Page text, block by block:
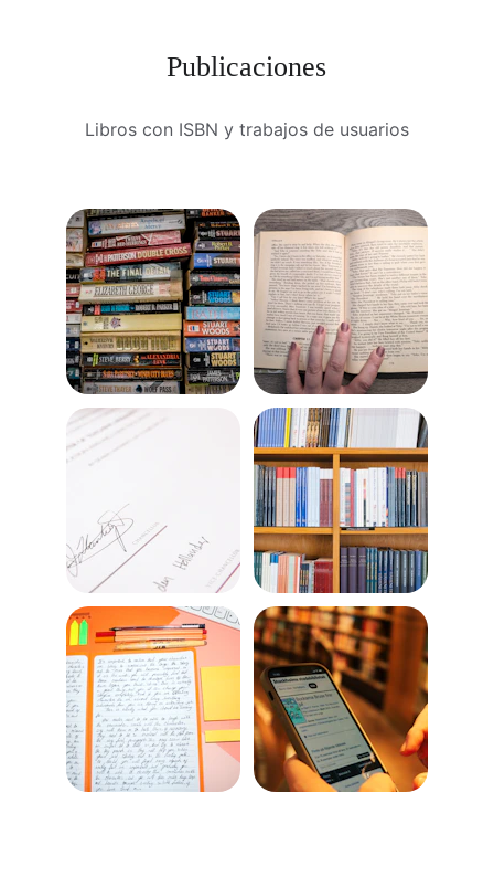
Publicaciones
Libros con ISBN y trabajos de usuarios